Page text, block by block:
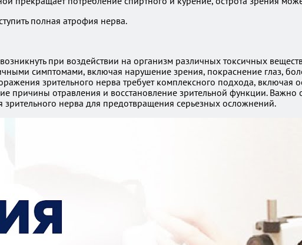
полная атрофия нерва.
при воздействии на организм различных токсичных
симптомами, включая нарушение зрения, покраснение глаз,
зрительного нерва требует комплексного подхода,
причины отравления и восстановление зрительной функции.
нерва для предотвращения серьезных осложнений.